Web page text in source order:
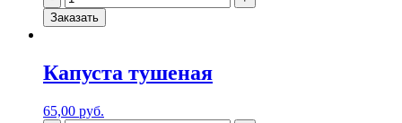
Заказать
Капуста тушеная
65,00 руб.